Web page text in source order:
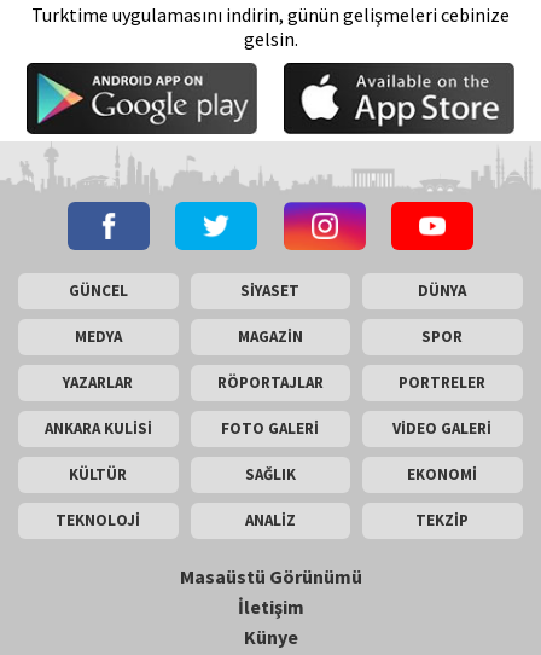
Turktime uygulamasını indirin, günün gelişmeleri cebinize
gelsin.
GÜNCEL SİYASET DÜNYA
MEDYA MAGAZİN SPOR
YAZARLAR RÖPORTAJLAR PORTRELER
ANKARA KULİSİ FOTO GALERİ VİDEO GALERİ
KÜLTÜR SAĞLIK EKONOMİ
TEKNOLOJİ ANALİZ TEKZİP
Masaüstü Görünümü
İletişim
Künye